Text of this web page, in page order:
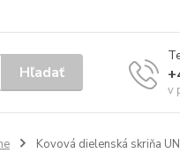
Hľadať
v
Kovová dielenská skriňa